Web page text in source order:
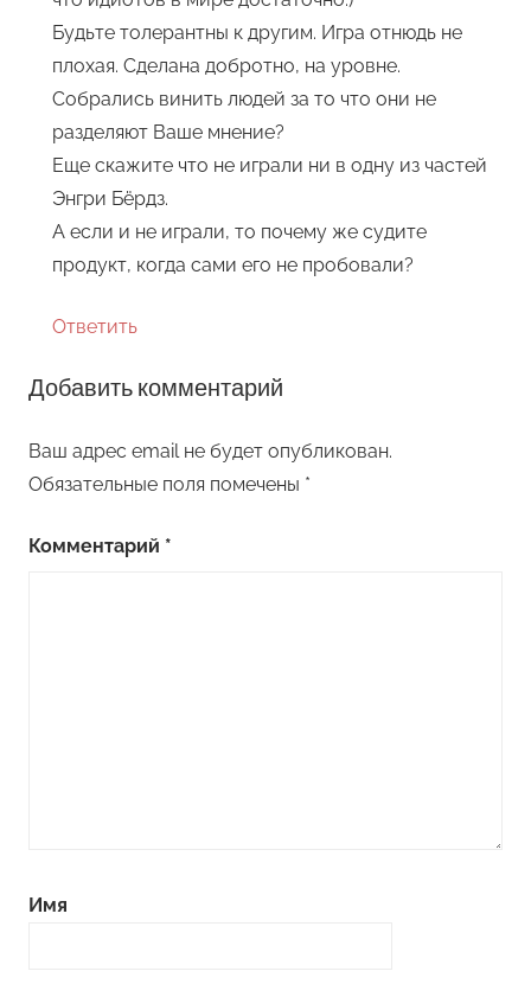
Будьте толерантны к другим. Игра отнюдь не
плохая. Сделана добротно, на уровне.
Собрались винить людей за то что они не
разделяют Ваше мнение?
Еще скажите что не играли ни в одну из частей
Энгри Бёрдз.
А если и не играли, то почему же судите
продукт, когда сами его не пробовали?
Ответить
Добавить комментарий
Ваш адрес email не будет опубликован.
Обязательные поля помечены *
Комментарий *
Имя